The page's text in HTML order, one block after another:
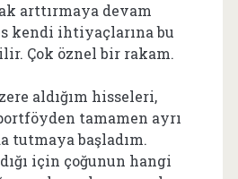
arttırmaya devam
kendi ihtiyaçlarına bu
Çok öznel bir rakam.
aldığım hisseleri,
tamamen ayrı
tutmaya başladım.
için çoğunun hangi